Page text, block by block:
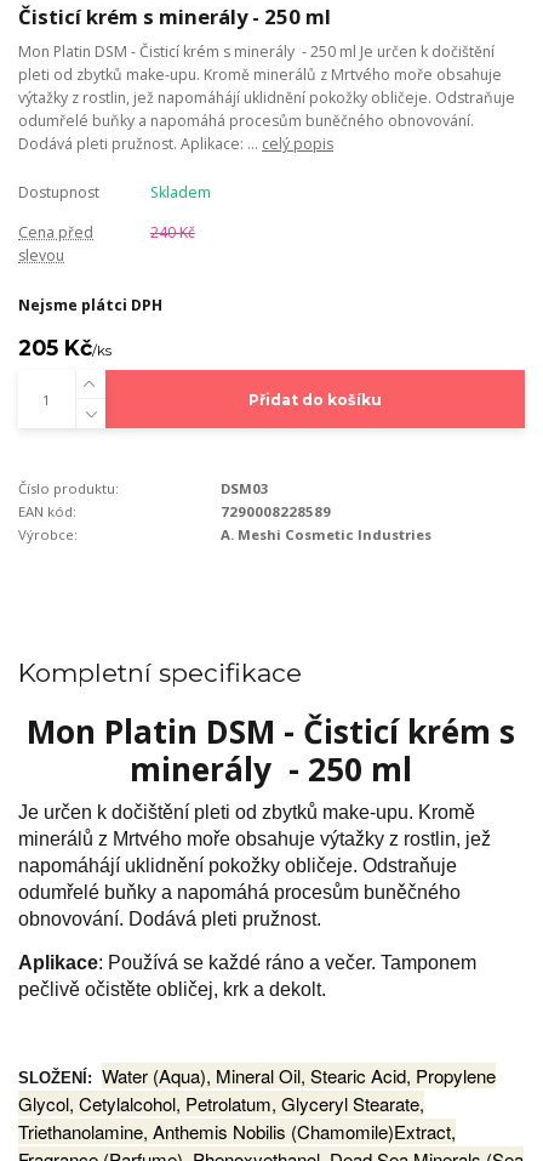
Čisticí krém s minerály - 250 ml
Mon Platin DSM - Čisticí krém s minerály - 250 ml Je určen k dočištění
pleti od zbytků make-upu. Kromě minerálů z Mrtvého moře obsahuje
výtažky z rostlin, jež napomáhájí uklidnění pokožky obličeje. Odstraňuje
odumřelé buňky a napomáhá procesům buněčného obnovování.
Dodává pleti pružnost. Aplikace: ... celý popis
Dostupnost
Skladem
Cena před
slevou
240 Kč
Nejsme plátci DPH
205 Kč/ks
Přidat do košíku
Číslo produktu:
DSM03
EAN kód:
7290008228589
Výrobce:
A. Meshi Cosmetic Industries
Kompletní specifikace
Mon Platin DSM - Čisticí krém s
minerály - 250 ml
Je určen k dočištění pleti od zbytků make-upu. Kromě
minerálů z Mrtvého moře obsahuje výtažky z rostlin, jež
napomáhájí uklidnění pokožky obličeje. Odstraňuje
odumřelé buňky a napomáhá procesům buněčného
obnovování. Dodává pleti pružnost.
Aplikace: Používá se každé ráno a večer. Tamponem
pečlivě očistěte obličej, krk a dekolt.
SLOŽENÍ: Water (Aqua), Mineral Oil, Stearic Acid, Propylene
Glycol, Cetylalcohol, Petrolatum, Glyceryl Stearate,
Triethanolamine, Anthemis Nobilis (Chamomile)Extract,